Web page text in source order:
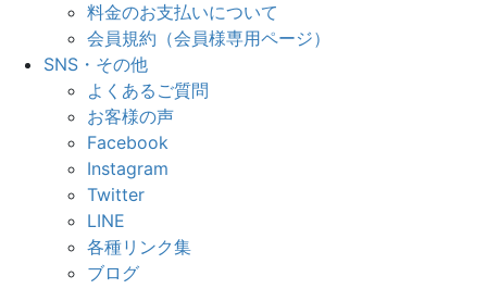
料金のお支払いについて
会員規約（会員様専用ページ）
SNS・その他
よくあるご質問
お客様の声
Facebook
Instagram
Twitter
LINE
各種リンク集
ブログ